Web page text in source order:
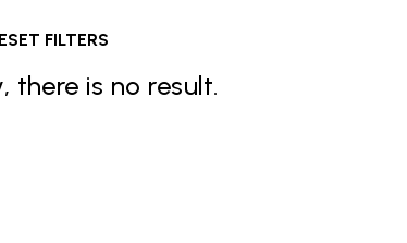
FILTERS
there is no result.